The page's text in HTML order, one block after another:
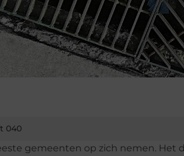
040
gemeenten op zich nemen. Het